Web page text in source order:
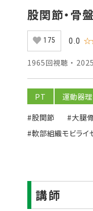
175 0.0
1965回視聴 ・
PT 運動器
#股関節
#大腿骨
#軟部組織モビライ
講師